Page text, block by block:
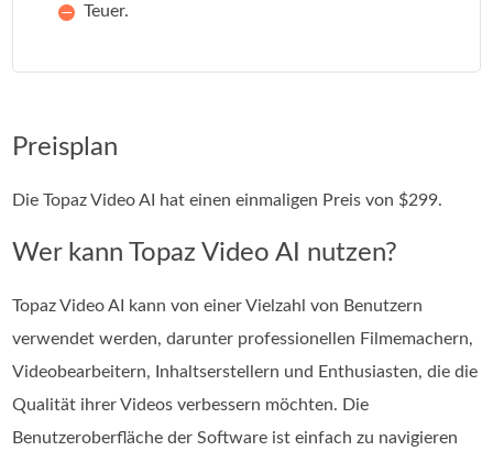
Teuer.
Preisplan
Die Topaz Video AI hat einen einmaligen Preis von $299.
Wer kann Topaz Video AI nutzen?
Topaz Video AI kann von einer Vielzahl von Benutzern
verwendet werden, darunter professionellen Filmemachern,
Videobearbeitern, Inhaltserstellern und Enthusiasten, die die
Qualität ihrer Videos verbessern möchten. Die
Benutzeroberfläche der Software ist einfach zu navigieren